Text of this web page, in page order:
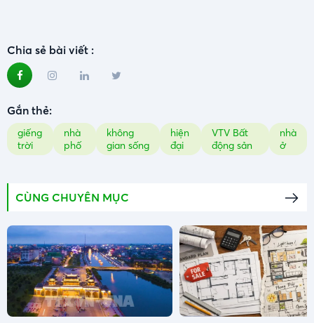
Chia sẻ bài viết :
Gắn thẻ:
giếng
trời
nhà
phố
không
gian sống
hiện
đại
VTV Bất
động sản
nhà
ở
CÙNG CHUYÊN MỤC